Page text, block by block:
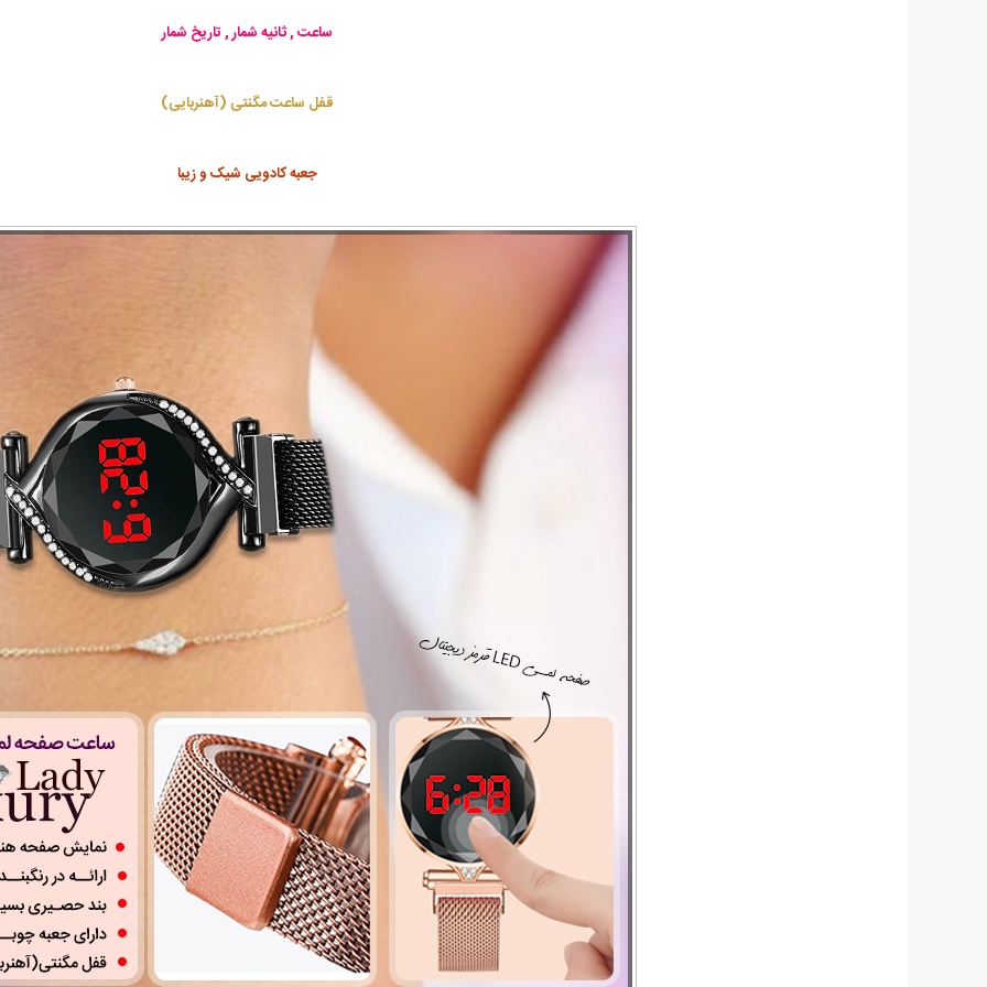
ساعت , ثانیه شمار , تاریخ شمار
قفل ساعت مگنتی (آهنربایی)
جعبه کادویی شیک و زیبا